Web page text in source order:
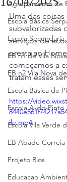
Agrupamento de
Escola Básica
Escola Secundaria
EB n1 de Vila
EB n2 Vila Nova
Escola Básica de
Escola A-do-Pinto
Escola Vila Verde
EB Abade Correia
Projeto Rios
Educacao
Uma das
subvalorizadas
serviços de
presta ao
começamos a
tratam esses
https://
ile.mp4